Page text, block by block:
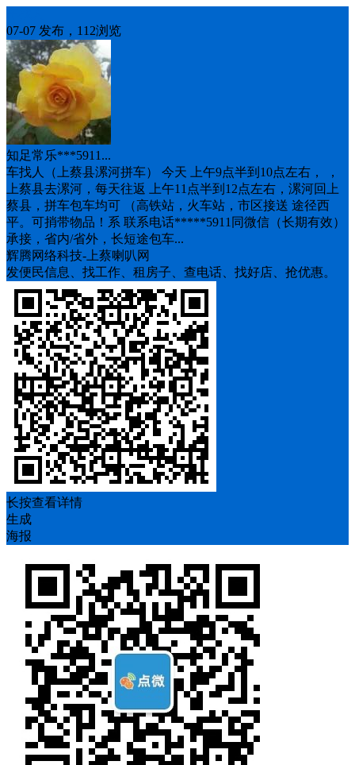
07-07 发布，112浏览
知足常乐***5911...
车找人（上蔡县漯河拼车） 今天 上午9点半到10点左右， ，
上蔡县去漯河，每天往返 上午11点半到12点左右，漯河回上
蔡县，拼车包车均可 （高铁站，火车站，市区接送 途径西
平。可捎带物品！系 联系电话*****5911同微信（长期有效）
承接，省内/省外，长短途包车...
辉腾网络科技-上蔡喇叭网
发便民信息、找工作、租房子、查电话、找好店、抢优惠。
长按查看详情
生成
海报